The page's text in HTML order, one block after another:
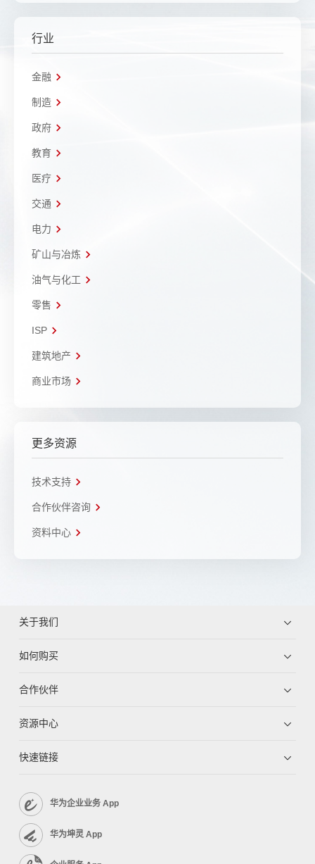
行业
金融
制造
政府
教育
医疗
交通
电力
矿山与冶炼
油气与化工
零售
ISP
建筑地产
商业市场
更多资源
技术支持
合作伙伴咨询
资料中心
关于我们
如何购买
合作伙伴
资源中心
快速链接
华为企业业务 App
华为坤灵 App